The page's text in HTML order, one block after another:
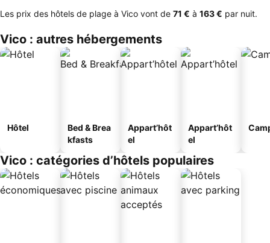
Les prix des hôtels de plage à Vico vont de ‎71 € à ‎163 € par nuit.
Vico : autres hébergements
Hôtel
Bed & Brea
kfasts
Appart’hôt
el
Appart’hôt
el
Vico : catégories d’hôtels populaires